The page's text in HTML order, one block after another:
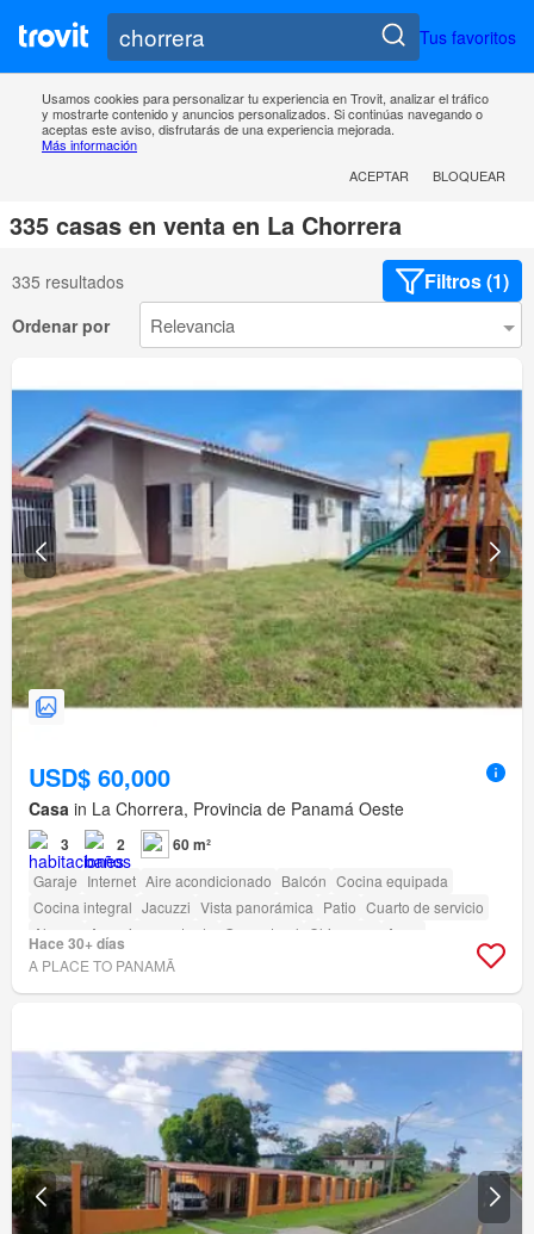
Tus favoritos
Usamos cookies para personalizar tu experiencia en Trovit, analizar el tráfico
y mostrarte contenido y anuncios personalizados. Si continúas navegando o
aceptas este aviso, disfrutarás de una experiencia mejorada.
Más información
ACEPTAR
BLOQUEAR
335 casas en venta en La Chorrera
335 resultados Filtros (1)
Ordenar por
USD$ 60,000
Casa in La Chorrera, Provincia de Panamá Oeste
3 2 60 m²
Garaje Internet Aire acondicionado Balcón Cocina equipada
Cocina integral Jacuzzi Vista panorámica Patio Cuarto de servicio
Alarma
Armario empotrado Gas natural Chimenea
Agua
Electricidad Bodega
Hace 30+ días
A PLACE TO PANAMÃ